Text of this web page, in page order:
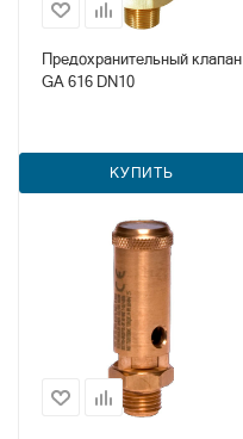
Предохранительный клапан
GA 616 DN10
КУПИТЬ